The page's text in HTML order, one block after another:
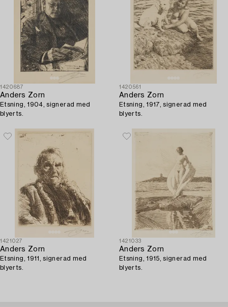
1420687
Anders Zorn
Etsning, 1904, signerad med
blyerts.
1420561
Anders Zorn
Etsning, 1917, signerad med
blyerts.
1421027
Anders Zorn
Etsning, 1911, signerad med
blyerts.
1421033
Anders Zorn
Etsning, 1915, signerad med
blyerts.